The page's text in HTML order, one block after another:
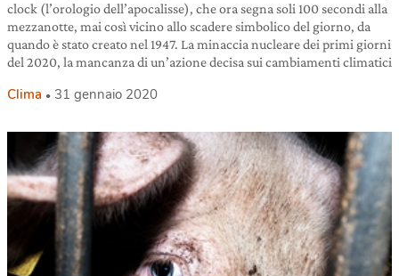
clock (l’orologio dell’apocalisse), che ora segna soli 100 secondi alla
mezzanotte, mai così vicino allo scadere simbolico del giorno, da
quando è stato creato nel 1947. La minaccia nucleare dei primi giorni
del 2020, la mancanza di un’azione decisa sui cambiamenti climatici
Clima 31 gennaio 2020